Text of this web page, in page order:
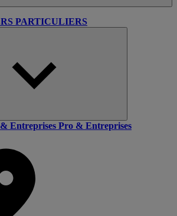
PARTICULIERS
Entreprises Pro & Entreprises